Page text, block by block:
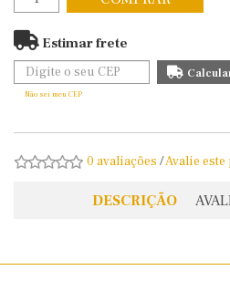
Estimar frete
Não sei meu CEP
0 avaliações /Avalie
DESCRIÇÃO